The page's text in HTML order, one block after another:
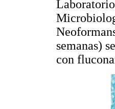
semanas)
con